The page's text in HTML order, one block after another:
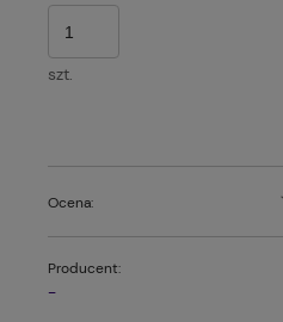
szt.
Ocena:
Producent:
-